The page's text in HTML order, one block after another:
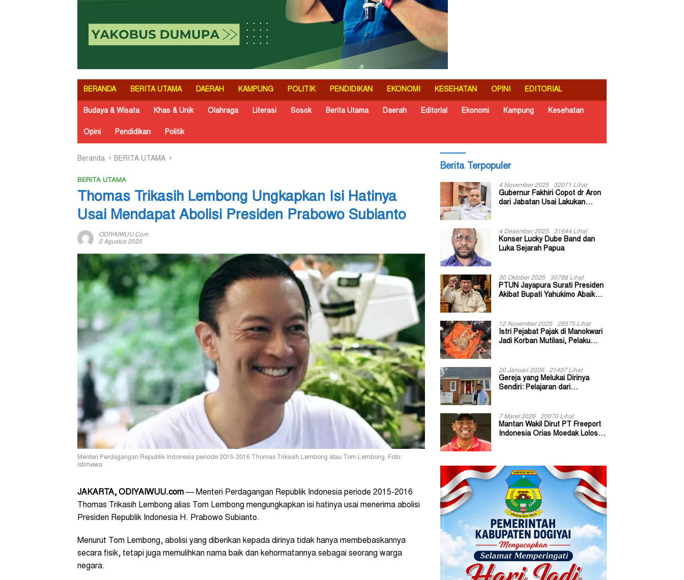
BERANDA BERITA UTAMA DAERAH KAMPUNG POLITIK PENDIDIKAN EKONOMI KESEHATAN OPINI EDITORIAL
Budaya & Wisata Khas & Unik Olahraga Literasi Sosok Berita Utama Daerah Editorial Ekonomi Kampung Kesehatan
Opini Pendidikan Politik
Beranda BERITA UTAMA
BERITA UTAMA
Thomas Trikasih Lembong Ungkapkan Isi Hatinya
Usai Mendapat Abolisi Presiden Prabowo Subianto
ODIYAIWUU.com
2 Agustus 2025
Menteri Perdagangan Republik Indonesia periode 2015-2016 Thomas Trikasih Lembong atau Tom Lembong. Foto:
Istimewa
JAKARTA, ODIYAIWUU.com — Menteri Perdagangan Republik Indonesia periode 2015-2016
Thomas Trikasih Lembong alias Tom Lembong mengungkapkan isi hatinya usai menerima abolisi
Presiden Republik Indonesia H. Prabowo Subianto.
Menurut Tom Lembong, abolisi yang diberikan kepada dirinya tidak hanya membebaskannya
secara fisik, tetapi juga memulihkan nama baik dan kehormatannya sebagai seorang warga
negara.
Berita Terpopuler
4 November 2025 32071 Lihat
Gubernur Fakhiri Copot dr Aron
dari Jabatan Usai Lakukan
4 Desember 2025 31644 Lihat
Konser Lucky Dube Band dan
Luka Sejarah Papua
30 Oktober 2025 30788 Lihat
PTUN Jayapura Surati Presiden
Akibat Bupati Yahukimo Abaikan
12 November 2025 28575 Lihat
Istri Pejabat Pajak di Manokwari
Jadi Korban Mutilasi, Pelaku
20 Januari 2026 21407 Lihat
Gereja yang Melukai Dirinya
Sendiri: Pelajaran dari
7 Maret 2026 20070 Lihat
Mantan Wakil Dirut PT Freeport
Indonesia Orias Moedak Lolos